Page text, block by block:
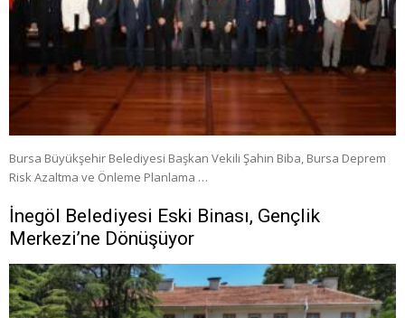
Bursa Büyükşehir Belediyesi Başkan Vekili Şahin Biba, Bursa Deprem
Risk Azaltma ve Önleme Planlama …
İnegöl Belediyesi Eski Binası, Gençlik
Merkezi’ne Dönüşüyor